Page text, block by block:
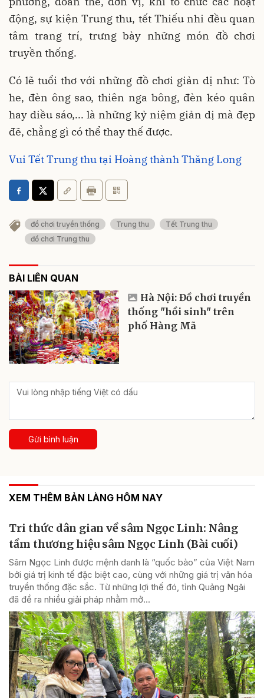
động, sự kiện Trung thu, tết Thiếu nhi đều quan
tâm trang trí, trưng bày những món đồ chơi
truyền thống.
Có lẽ tuổi thơ với những đồ chơi giản dị như: Tò
he, đèn ông sao, thiên nga bông, đèn kéo quân
hay diều sáo,... là những kỷ niệm giản dị mà đẹp
đẽ, chẳng gì có thể thay thế được.
Vui Tết Trung thu tại Hoàng thành Thăng Long
đồ chơi truyền thống Trung thu
Tết Trung thu
đồ chơi Trung thu
BÀI LIÊN QUAN
Hà Nội: Đồ chơi truyền
thống "hồi sinh" trên
phố Hàng Mã
Gửi bình luận
XEM THÊM BẢN LÀNG HÔM NAY
Tri thức dân gian về sâm Ngọc Linh: Nâng
tầm thương hiệu sâm Ngọc Linh (Bài cuối)
Sâm Ngọc Linh được mệnh danh là “quốc bảo” của Việt Nam
bởi giá trị kinh tế đặc biệt cao, cùng với những giá trị văn hóa
truyền thống đặc sắc. Từ những lợi thế đó, tỉnh Quảng Ngãi
đã đề ra nhiều giải pháp nhằm mở...